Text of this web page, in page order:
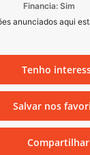
Financia: Sim
anunciados aqui
Tenho
Salvar nos
Compartilhar